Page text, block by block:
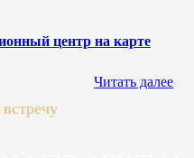
центр на карте
Читать далее